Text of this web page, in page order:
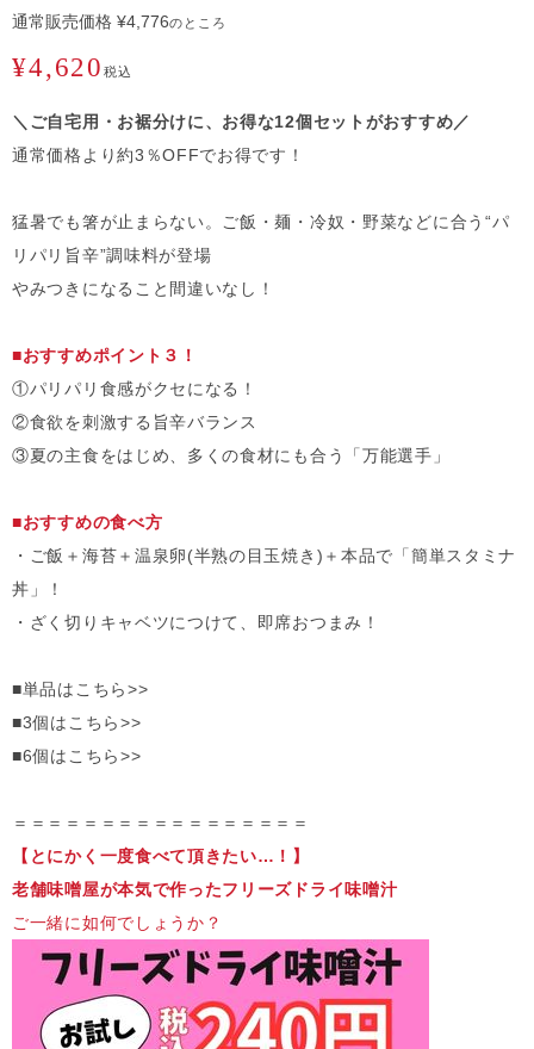
通常販売価格 ¥4,776のところ
¥4,620税込
＼ご自宅用・お裾分けに、お得な12個セットがおすすめ／
通常価格より約3％OFFでお得です！
猛暑でも箸が止まらない。ご飯・麺・冷奴・野菜などに合う“パ
リパリ旨辛”調味料が登場
やみつきになること間違いなし！
■おすすめポイント３！
①パリパリ食感がクセになる！
②食欲を刺激する旨辛バランス
③夏の主食をはじめ、多くの食材にも合う「万能選手」
■おすすめの食べ方
・ご飯＋海苔＋温泉卵(半熟の目玉焼き)＋本品で「簡単スタミナ
丼」！
・ざく切りキャベツにつけて、即席おつまみ！
■単品はこちら>>
■3個はこちら>>
■6個はこちら>>
＝＝＝＝＝＝＝＝＝＝＝＝＝＝＝＝＝
【とにかく一度食べて頂きたい…！】
老舗味噌屋が本気で作ったフリーズドライ味噌汁
ご一緒に如何でしょうか？